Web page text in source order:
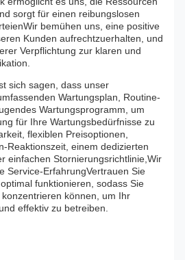
sorgt für einen reibungslosen
bemühen uns, eine positive
Kunden aufrechtzuerhalten, und
Verpflichtung zur klaren und
sich sagen, dass unser
Wartungsplan, Routine-
Wartungsprogramm, um
für Ihre Wartungsbedürfnisse zu
flexiblen Preisoptionen,
Reaktionszeit, einem dedizierten
einfachen Stornierungsrichtlinie,Wir
Service-ErfahrungVertrauen Sie
funktionieren, sodass Sie
können, um Ihr
effektiv zu betreiben.